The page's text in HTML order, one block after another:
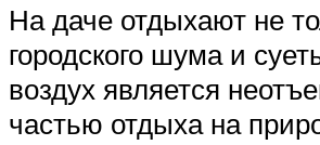
На даче отдыхают не
городского шума и
воздух является
частью отдыха на